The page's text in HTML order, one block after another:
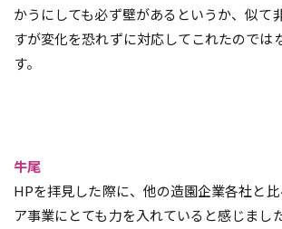
かうにしても必ず壁があるというか、似て
すが変化を恐れずに対応してこれたのでは
す。
牛尾
HPを拝見した際に、他の造園企業各社と
ア事業にとても力を入れていると感じまし